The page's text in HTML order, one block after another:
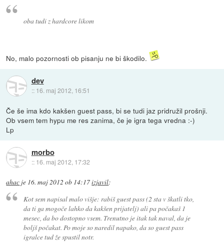
oba tudi z hardcore likom
No, malo pozornosti ob pisanju ne bi škodilo.
dev
:: 16. maj 2012, 16:51
Če še ima kdo kakšen guest pass, bi se tudi jaz pridružil prošnji.
Ob vsem tem hypu me res zanima, če je igra tega vredna :-)
Lp
morbo
:: 16. maj 2012, 17:32
ahac je 16. maj 2012 ob 14:17izjavil:
Kot sem napisal malo višje: rabiš guest pass (2 sta v škatli tko,
da ti ga mogoče lahko da kakšen prijatelj) ali pa počakaš 1
mesec, da bo dostopno vsem. Trenutno je itak tak naval, da je
boljš počakat. Po moje so naredil napako, da so guest pass
igralce tud že spustil notr.